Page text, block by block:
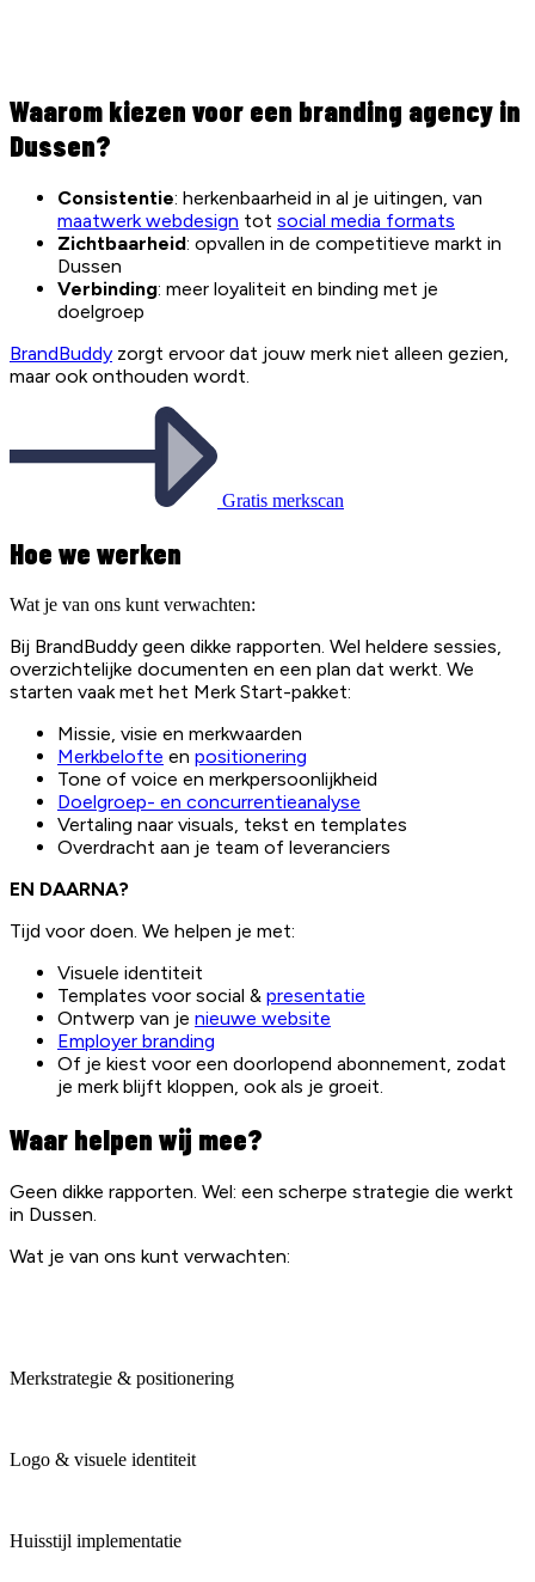
Waarom kiezen voor een branding agency in
Dussen?
Consistentie: herkenbaarheid in al je uitingen, van
maatwerk webdesign tot social media formats
Zichtbaarheid: opvallen in de competitieve markt in
Dussen
Verbinding: meer loyaliteit en binding met je
doelgroep
BrandBuddy zorgt ervoor dat jouw merk niet alleen gezien,
maar ook onthouden wordt.
Gratis merkscan
Hoe we werken
Wat je van ons kunt verwachten:
Bij BrandBuddy geen dikke rapporten. Wel heldere sessies,
overzichtelijke documenten en een plan dat werkt. We
starten vaak met het Merk Start-pakket:
Missie, visie en merkwaarden
Merkbelofte en positionering
Tone of voice en merkpersoonlijkheid
Doelgroep- en concurrentieanalyse
Vertaling naar visuals, tekst en templates
Overdracht aan je team of leveranciers
EN DAARNA?
Tijd voor doen. We helpen je met:
Visuele identiteit
Templates voor social & presentatie
Ontwerp van je nieuwe website
Employer branding
Of je kiest voor een doorlopend abonnement, zodat
je merk blijft kloppen, ook als je groeit.
Waar helpen wij mee?
Geen dikke rapporten. Wel: een scherpe strategie die werkt
in Dussen.
Wat je van ons kunt verwachten:
Merkstrategie & positionering
Logo & visuele identiteit
Huisstijl implementatie